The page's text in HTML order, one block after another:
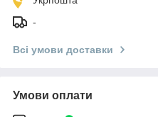
-
Всі умови доставки
Умови оплати